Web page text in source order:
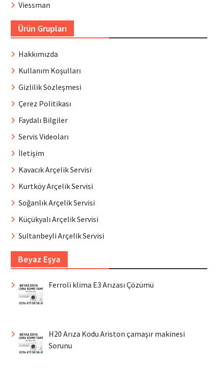
Viessman
Ürün Grupları
Hakkımızda
Kullanım Koşulları
Gizlilik Sözleşmesi
Çerez Politikası
Faydalı Bilgiler
Servis Videoları
İletişim
Kavacık Arçelik Servisi
Kurtköy Arçelik Servisi
Soğanlık Arçelik Servisi
Küçükyalı Arçelik Servisi
Sultanbeyli Arçelik Servisi
Beyaz Eşya
Ferroli klima E3 Arızası Çözümü
H20 Arıza Kodu Ariston çamaşır makinesi
Sorunu